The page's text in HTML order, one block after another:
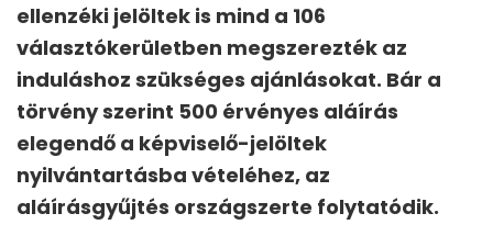
ellenzéki jelöltek is mind a 106
választókerületben megszerezték az
induláshoz szükséges ajánlásokat. Bár a
törvény szerint 500 érvényes aláírás
elegendő a képviselő-jelöltek
nyilvántartásba vételéhez, az
aláírásgyűjtés országszerte folytatódik.